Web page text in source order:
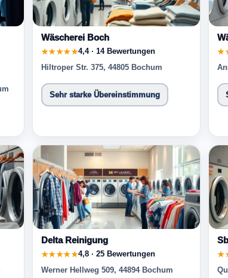
Wäscherei Boch
★★★★★4,4 · 14 Bewertungen
Hiltroper Str. 375, 44805 Bochum
Sehr starke Übereinstimmung
Delta Reinigung
★★★★★4,8 · 25 Bewertungen
Werner Hellweg 509, 44894 Bochum